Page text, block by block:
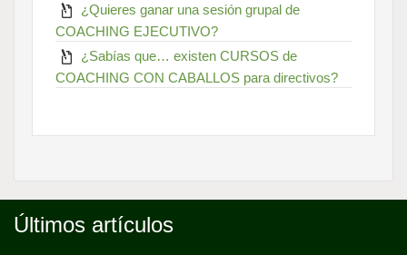
¿Quieres ganar una sesión grupal de
COACHING EJECUTIVO?
¿Sabías que… existen CURSOS de
COACHING CON CABALLOS para directivos?
Últimos artículos